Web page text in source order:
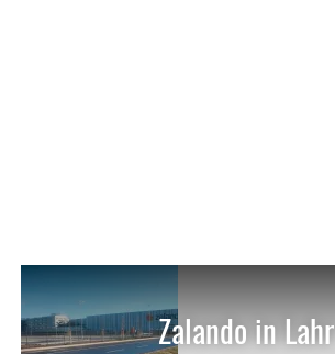
Zalando in Lahr